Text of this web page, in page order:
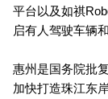
平台以及如祺
启有人驾驶车辆
惠州是国务院批
加快打造珠江东